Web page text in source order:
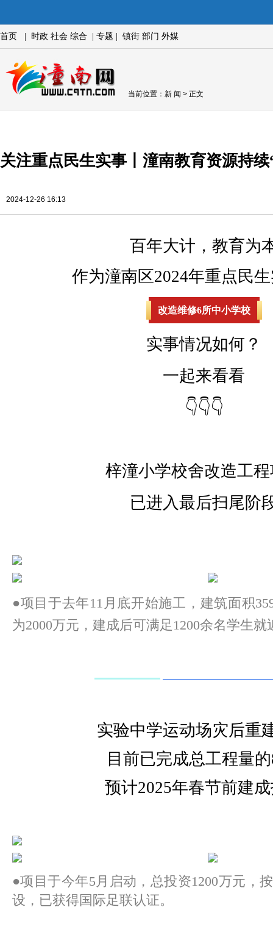
首页 时政 社会 综合 专题 镇街 部门 外媒
当前位置： 新 闻 > 正文
关注重点民生实事丨潼南教育资源持续
2024-12-26 16:13
百年大计，教育为
作为潼南区2024年重点民
改造维修6所中小学校
实事情况如何？
一起来看看
👇👇👇
梓潼小学校舍改造工
已进入最后扫尾阶
●项目于去年11月底开始施工，建筑面积
为2000万元，建成后可满足1200余名学生就
实验中学运动场灾后重
目前已完成总工程量
预计2025年春节前建
●项目于今年5 月 启动 ， 总投资1200万元，
设， 已获得国际足联认证。